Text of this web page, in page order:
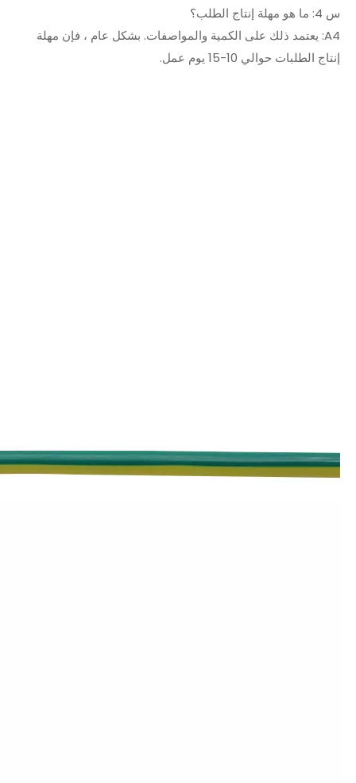
س 4: ما هو مهلة إنتاج الطلب؟
A4: يعتمد ذلك على الكمية والمواصفات. بشكل عام ، فإن مهلة
إنتاج الطلبات حوالي 10-15 يوم عمل.